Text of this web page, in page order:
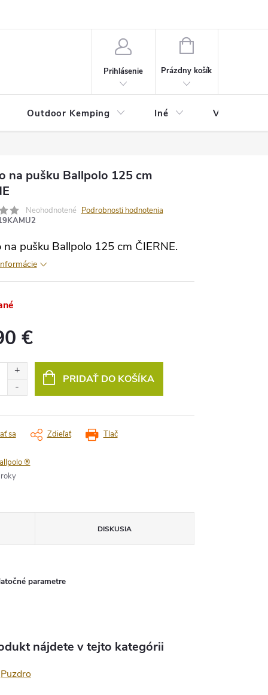
Prihlásenie
NÁKUPNÝ
Prázdny košík
Outdoor Kemping Iné Veľkostná
na pušku Ballpolo 125 cm
Neohodnotené Podrobnosti hodnotenia
na pušku Ballpolo 125 cm ČIERNE.
€
PRIDAŤ DO KOŠÍKA
Tlač
sa Zdieľať
®
DISKUSIA
parametre
nájdete v tejto kategórii
Puzdro